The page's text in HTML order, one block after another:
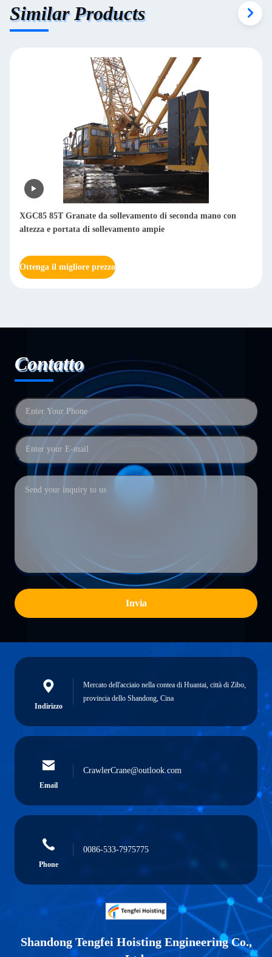
Similar Products
XGC85 85T Granate da sollevamento di seconda mano con
altezza e portata di sollevamento ampie
Ottenga il migliore prezzo
Contatto
Invia
Indirizzo
Mercato dell'acciaio nella contea di Huantai, città di Zibo,
provincia dello Shandong, Cina
Email
CrawlerCrane@outlook.com
Phone
0086-533-7975775
Shandong Tengfei Hoisting Engineering Co.,